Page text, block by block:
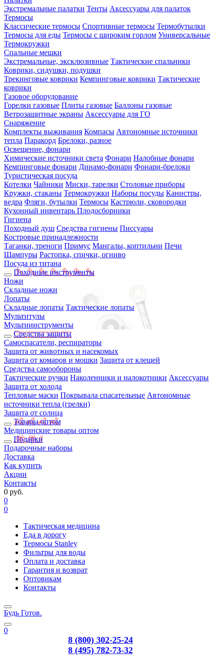
Экстремальные палатки Тенты Аксессуары для палаток
Термосы
Классические термосы Спортивные термосы Термобутылки
Термосы для еды Термосы с широким горлом Универсальные
Термокружки
Спальные мешки
Экстремальные, эксклюзивные Тактические спальники
Коврики, сидушки, подушки
Трекинговые коврики Кемпинговые коврики Тактические
коврики
Газовое оборудование
Горелки газовые Плиты газовые Баллоны газовые
Ветрозащитные экраны Аксессуары для ГО
Снаряжение
Комплекты выживания Компасы Автономные источники
тепла Паракорд Брелоки, разное
Освещение, фонари
Химические источники света Фонари Налобные фонари
Кемпинговые фонари Динамо-фонари Фонари-брелоки
Туристическая посуда
Котелки Чайники Миски, тарелки Столовые приборы
Кружки, стаканы Термокружки Наборы посуды Канистры,
ведра Фляги, бутылки Термосы Кастрюли, сковородки
Кухонный инвентарь Плодосборники
Гигиена
Походный душ Средства гигиены Писсуары
Костровые принадлежности
Таганки, треноги Примус Мангалы, коптильни Печи
Шампуры Растопка, спички, огниво
Посуда из титана
Походные инструменты
Ножи
Складные ножи
Лопаты
Складные лопаты Тактические лопаты
Мультитулы
Мультиинструменты
Средства защиты
Самоспасатели, респираторы
Защита от животных и насекомых
Защита от комаров и мошки Защита от клещей
Средства самообороны
Тактические ручки Наколенники и налокотники Аксессуары
Защита от холода
Тепловые маски Покрывала спасательные Автономные
источники тепла (грелки)
Защита от солнца
Товары оптом
Медицинские товары оптом
Подарки
Подарочные наборы
Доставка
Как купить
Акции
Контакты
0 руб.
0
0
Тактическая медицина
Еда в дорогу
Термосы Stanley
Фильтры для воды
Оплата и доставка
Гарантия и возврат
Оптовикам
Контакты
Будь Готов.
0
8 (800) 302-25-24
8 (495) 782-73-32